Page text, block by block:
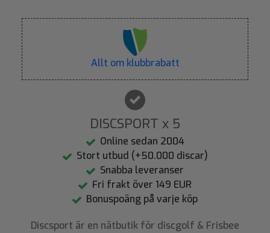
Allt om klubbrabatt
DISCSPORT x 5
Online sedan 2004
Stort utbud (+50.000 discar)
Snabba leveranser
Fri frakt över 149 EUR
Bonuspoäng på varje köp
Discsport är en nätbutik för discgolf & Frisbee